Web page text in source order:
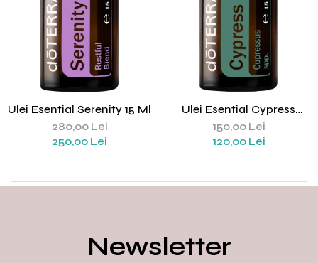
Ulei Esential Serenity 15 Ml
280,00 Lei
250,00 Lei
Ulei Esential Cypress
(chiparos) 15 Ml
150,00 Lei
120,00 Lei
Newsletter